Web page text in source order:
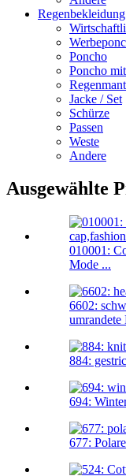
Poncho
Poncho
Jacke / Set
Schürze
Passen
Weste
Andere
Ausgewählte
010001:
Mode ...
6602:
umrandete
884:
694:
677: